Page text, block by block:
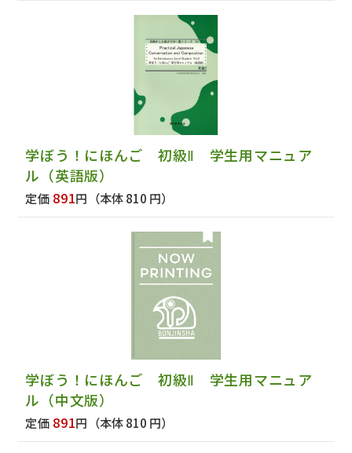
学ぼう！にほんご 初級Ⅱ 学生用マニュア
ル（英語版）
定価 891円 （本体 810 円）
学ぼう！にほんご 初級Ⅱ 学生用マニュア
ル（中文版）
定価 891円 （本体 810 円）